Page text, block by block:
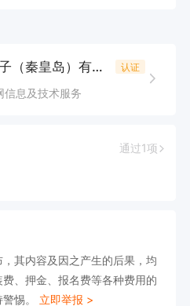
宏启胜精密电子（秦皇岛）有限公司 认证
信息及技术服务
通过1项
其内容及因之产生的后果，均
、押金、报名费等各种费用的
惕。 立即举报 >